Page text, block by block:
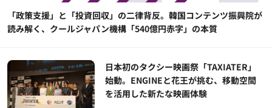
「政策支援」と「投資回収」の二律背反。韓国コンテンツ振興院が
読み解く、クールジャパン機構「540億円赤字」の本質
日本初のタクシー映画祭「TAXIATER」
始動。ENGINEと花王が挑む、移動空間
を活用した新たな映画体験